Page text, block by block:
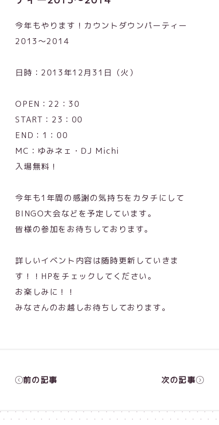
今年もやります！カウントダウンパーティー
2013～2014
日時：2013年12月31日（火）
OPEN：22：30
START：23：00
END：1：00
MC：ゆみネェ・DJ Michi
入場無料！
今年も1年間の感謝の気持ちをカタチにして
BINGO大会などを予定しています。
皆様の参加をお待ちしております。
詳しいイベント内容は随時更新していきま
す！！HPをチェックしてください。
お楽しみに！！
みなさんのお越しお待ちしております。
前の記事 次の記事